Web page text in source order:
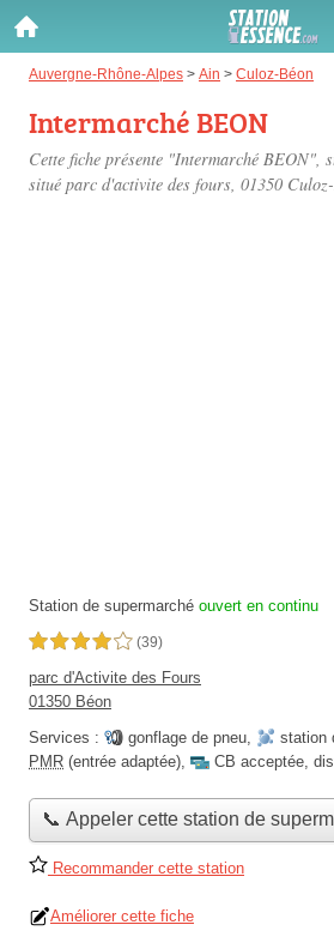
Auvergne-Rhône-Alpes > Ain > Culoz-Béon
Intermarché BEON
Cette fiche présente "Intermarché BEON",
situé parc d'activite des fours, 01350
Station de supermarché ouvert en continu
4,0 étoiles sur 5 (39)
parc d'Activite des Fours
01350 Béon
Services :
gonflage de pneu, station
PMR (entrée adaptée), CB acceptée,
📞 Appeler cette station de
Recommander cette station
Améliorer cette fiche
Gazole :
Disponible
SP 98 :